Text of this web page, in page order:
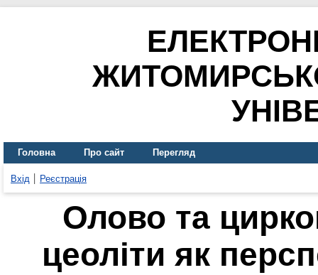
Головна Про сайт Перегляд
Вхід Реєстрація
Олово та
цеоліти як